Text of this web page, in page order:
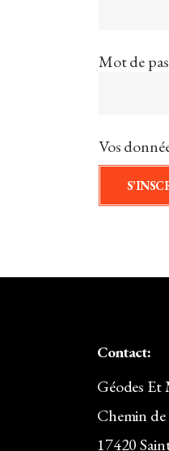
Mot de
Vos
Contact:
Géodes Et
Chemin
17420